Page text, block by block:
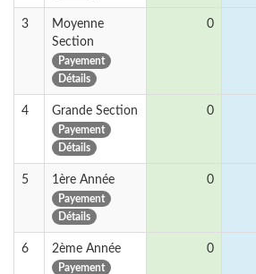
3
Moyenne
Section
Payement
Détails
0
4 Grande Section
Payement
Détails
0
5 1ère Année
Payement
Détails
0
6 2ème Année
Payement
0